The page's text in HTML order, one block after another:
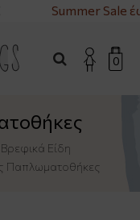
Summer Sale
0
Βρεφικά Είδη
Παπλωματοθήκες